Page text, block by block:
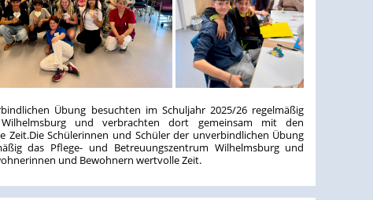
Übung besuchten im Schuljahr 2025/26 regelmäßig
und verbrachten dort gemeinsam mit den
Schülerinnen und Schüler der unverbindlichen Übung
das Pflege- und Betreuungszentrum Wilhelmsburg und
und Bewohnern wertvolle Zeit.